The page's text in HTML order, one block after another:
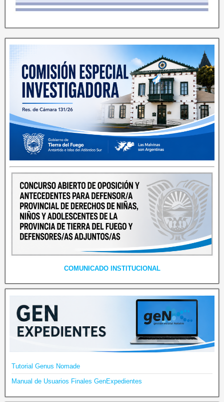
COMUNICADO INSTITUCIONAL
Tutorial Genus Nomade
Manual de Usuarios Finales GenExpedientes